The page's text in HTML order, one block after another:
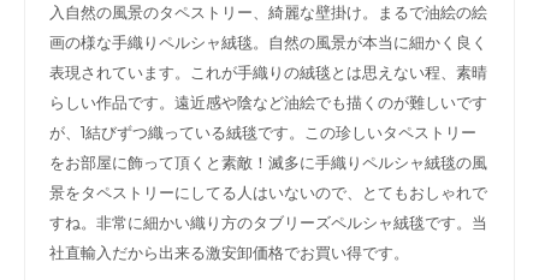
入自然の風景のタペストリー、綺麗な壁掛け。まるで油絵の絵
画の様な手織りペルシャ絨毯。自然の風景が本当に細かく良く
表現されています。これが手織りの絨毯とは思えない程、素晴
らしい作品です。遠近感や陰など油絵でも描くのが難しいです
が、1結びずつ織っている絨毯です。この珍しいタペストリー
をお部屋に飾って頂くと素敵！滅多に手織りペルシャ絨毯の風
景をタペストリーにしてる人はいないので、とてもおしゃれで
すね。非常に細かい織り方のタブリーズペルシャ絨毯です。当
社直輸入だから出来る激安卸価格でお買い得です。